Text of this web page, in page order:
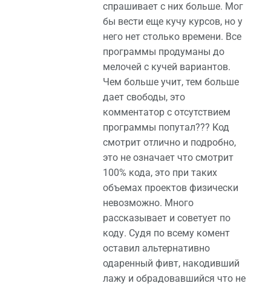
спрашивает с них больше. Мог
бы вести еще кучу курсов, но у
него нет столько времени. Все
программы продуманы до
мелочей с кучей вариантов.
Чем больше учит, тем больше
дает свободы, это
комментатор с отсутствием
программы попутал??? Код
смотрит отлично и подробно,
это не означает что смотрит
100% кода, это при таких
объемах проектов физически
невозможно. Много
рассказывает и советует по
коду. Судя по всему комент
оставил альтернативно
одаренный фивт, накодивший
лажу и обрадовавшийся что не